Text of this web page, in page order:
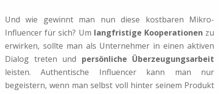
Und wie gewinnt man nun diese kostbaren Mikro-
Influencer für sich? Um langfristige Kooperationen zu
erwirken, sollte man als Unternehmer in einen aktiven
Dialog treten und persönliche Überzeugungsarbeit
leisten. Authentische Influencer kann man nur
begeistern, wenn man selbst voll hinter seinem Produkt